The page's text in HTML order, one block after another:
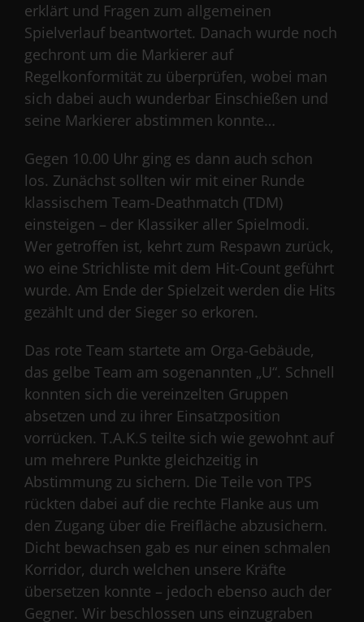
erklärt und Fragen zum allgemeinen
Spielverlauf beantwortet. Danach wurde noch
gechront um die Markierer auf
Regelkonformität zu überprüfen, wobei man
sich dabei auch wunderbar Einschießen und
seine Markierer abstimmen konnte…
Gegen 10.00 Uhr ging es dann auch schon
los. Zunächst sollten wir mit einer Runde
klassischem Team-Deathmatch (TDM)
einsteigen – der Klassiker aller Spielmodi.
Wer getroffen ist, kehrt zum Respawn zurück,
wo eine Strichliste mit dem Hit-Count geführt
wurde. Am Ende der Spielzeit werden die Hits
gezählt und der Sieger so erkoren.
Das rote Team startete am Orga-Gebäude,
das gelbe Team am sogenannten „U“. Schnell
konnten sich die vereinzelten Gruppen
absetzen und zu ihrer Einsatzposition
vorrücken. T.A.K.S teilte sich wie gewohnt auf
um mehrere Punkte gleichzeitig in
Abstimmung zu sichern. Die Teile von TPS
rückten dabei auf die rechte Flanke aus um
den Zugang über die Freifläche abzusichern.
Dicht bewachsen gab es nur einen schmalen
Korridor, durch welchen unsere Kräfte
übersetzen konnte – jedoch ebenso auch der
Gegner. Wir beschlossen uns einzugraben